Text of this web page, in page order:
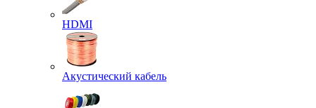
HDMI
Акустический кабель